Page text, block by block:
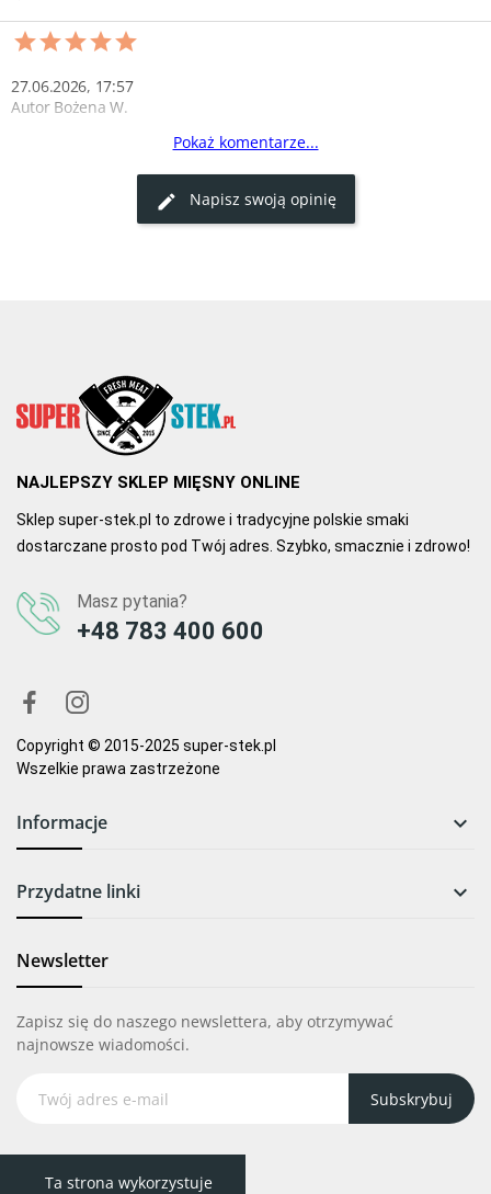
27.06.2026, 17:57
Autor Bożena W.
Schab wędzony
Kanapki z tym schabikiem i ogórkiem kiszonym to coś
wspaniałego, bardzo smaczne mięsko. Polecam :-)
Pokaż komentarze...
Napisz swoją opinię
NAJLEPSZY SKLEP MIĘSNY ONLINE
Sklep super-stek.pl to zdrowe i tradycyjne polskie smaki
dostarczane prosto pod Twój adres. Szybko, smacznie i zdrowo!
Masz pytania?
+48 783 400 600
Copyright © 2015-2025 super-stek.pl
Wszelkie prawa zastrzeżone
Informacje 
Przydatne linki 
Newsletter
Zapisz się do naszego newslettera, aby otrzymywać
najnowsze wiadomości.
Subskrybuj
Ta strona wykorzystuje